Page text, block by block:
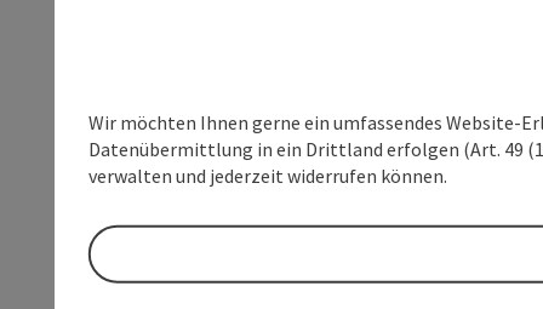
Wir möchten Ihnen gerne ein umfassendes Website-
Datenübermittlung in ein Drittland erfolgen (Art. 49
verwalten und jederzeit widerrufen können.